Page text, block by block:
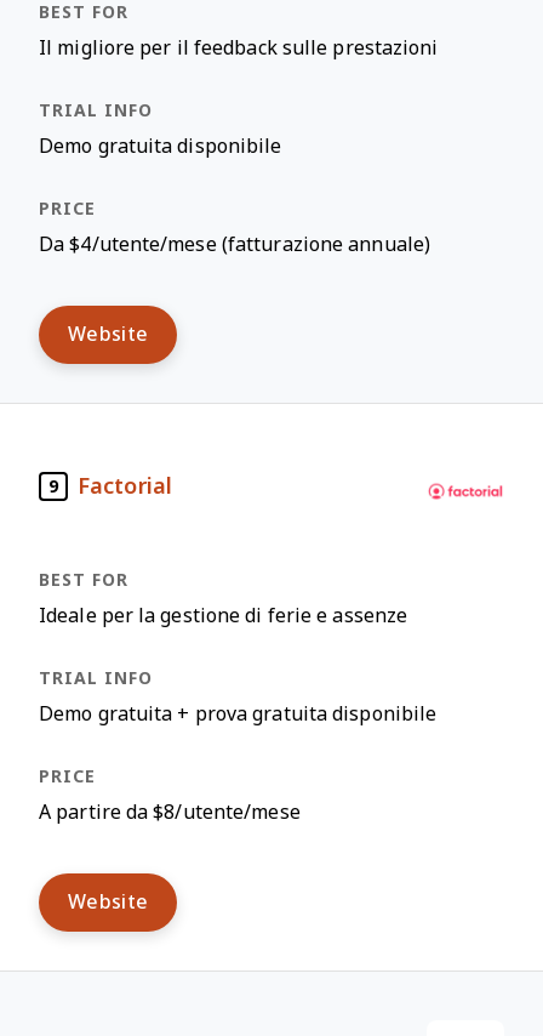
Il migliore per il feedback sulle prestazioni
Demo gratuita disponibile
Da $4/utente/mese (fatturazione annuale)
Website
9 Factorial
Ideale per la gestione di ferie e assenze
Demo gratuita + prova gratuita disponibile
A partire da $8/utente/mese
Website